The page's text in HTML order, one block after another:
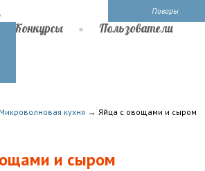
Повары
Конкурсы Пользователи
Микроволновая кухня → Яйца с овощами и сыром
и сыром